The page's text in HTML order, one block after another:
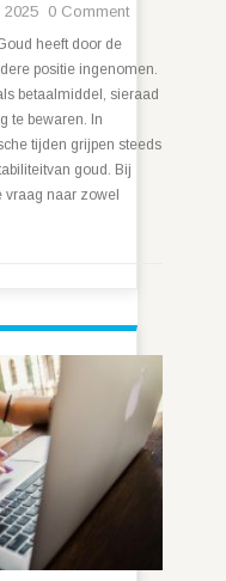
2025 0 Comment
heeft door de
positie ingenomen.
betaalmiddel, sieraad
te bewaren. In
tijden grijpen steeds
goud. Bij
naar zowel